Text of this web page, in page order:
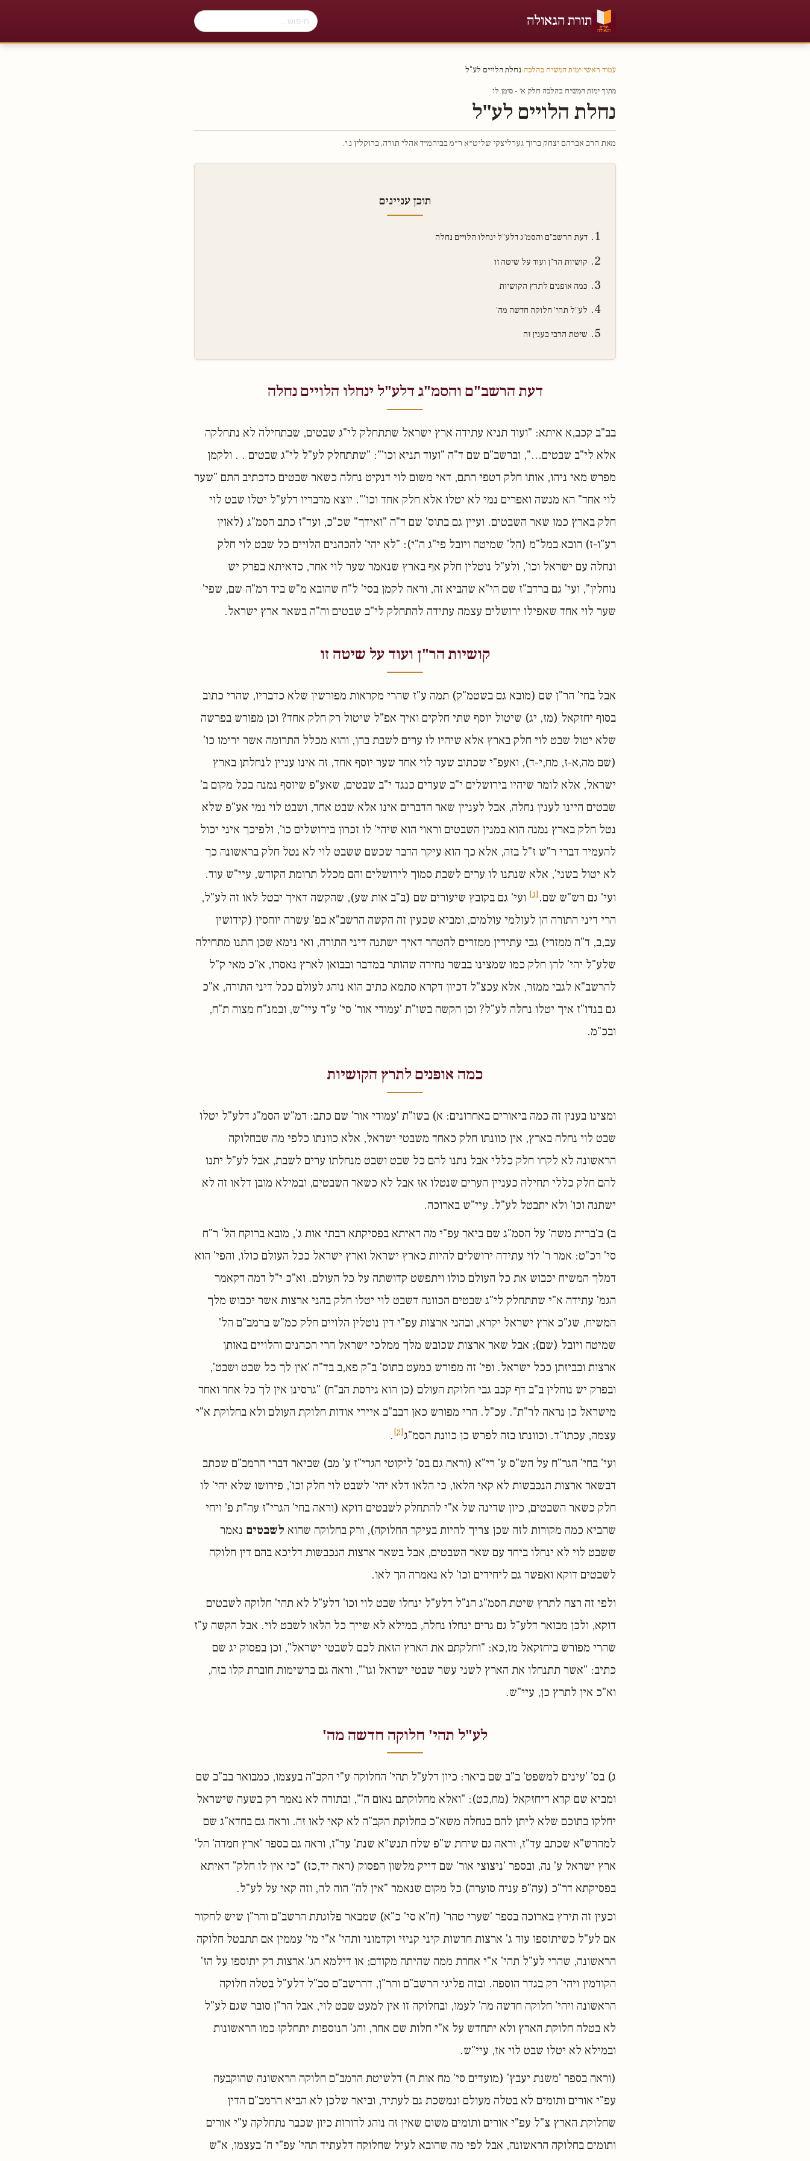
תורת הגאולה
עמוד ראשי›ימות המשיח בהלכה›נחלת הלויים לע"ל
מתוך ימות המשיח בהלכה חלק א׳ - סימן לו
נחלת הלויים לע"ל
מאת הרב אברהם יצחק ברוך גערליצקי שליט״א ר״מ בביהמ״ד אהלי תורה, ברוקלין נ.י.
תוכן עניינים
דעת הרשב"ם והסמ"ג דלע"ל ינחלו הלויים נחלה
קושיות הר"ן ועוד על שיטה זו
כמה אופנים לתרץ הקושיות
לע"ל תהי' חלוקה חדשה מה'
שיטת הרבי בענין זה
דעת הרשב"ם והסמ"ג דלע"ל ינחלו הלויים נחלה
בב"ב קכב,א איתא: "ועוד תניא עתידה ארץ ישראל שתתחלק לי"ג שבטים, שבתחילה לא נתחלקה
אלא לי"ב שבטים...", וברשב"ם שם ד"ה "ועוד תניא וכו'": "שתתחלק לע"ל לי"ג שבטים . . ולקמן
מפרש מאי ניהו, אותו חלק דטפי התם, דאי משום לוי דנקיט נחלה כשאר שבטים כדכתיב התם "שער
לוי אחד" הא מנשה ואפרים נמי לא יטלו אלא חלק אחד וכו'". יוצא מדבריו דלע"ל יטלו שבט לוי
חלק בארץ כמו שאר השבטים. ועיין גם בתוס' שם ד"ה "ואידך" שכ"כ, ועד"ז כתב הסמ"ג (לאוין
רע"ו-ז) הובא במל"מ (הל' שמיטה ויובל פי"ג ה"י): "לא יהי' להכהנים הלויים כל שבט לוי חלק
ונחלה עם ישראל וכו', ולע"ל נוטלין חלק אף בארץ שנאמר שער לוי אחד, כדאיתא בפרק יש
נוחלין", ועי' גם ברדב"ז שם הי"א שהביא זה, וראה לקמן בסי' ל"ח שהובא מ"ש ביד רמ"ה שם, שפי'
שער לוי אחד שאפילו ירושלים עצמה עתידה להתחלק לי"ב שבטים וה"ה בשאר ארץ ישראל.
קושיות הר"ן ועוד על שיטה זו
אבל בחי' הר"ן שם (מובא גם בשטמ"ק) תמה ע"ז שהרי מקראות מפורשין שלא כדבריו, שהרי כתוב
בסוף יחזקאל (מז, יג) שיטול יוסף שתי חלקים ואיך אפ"ל שיטול רק חלק אחד? וכן מפורש בפרשה
שלא יטול שבט לוי חלק בארץ אלא שיהיו לו ערים לשבת בהן, והוא מכלל התרומה אשר ירימו כו'
(שם מה,א-ז, מח,י-ד), ואעפ"י שכתוב שער לוי אחד שער יוסף אחד, זה אינו עניין לנחלתן בארץ
ישראל, אלא לומר שיהיו בירושלים י"ב שערים כנגד י"ב שבטים, שאע"פ שיוסף נמנה בכל מקום ב'
שבטים היינו לענין נחלה, אבל לעניין שאר הדברים אינו אלא שבט אחד, ושבט לוי נמי אע"פ שלא
נטל חלק בארץ נמנה הוא במנין השבטים וראוי הוא שיהי' לו זכרון בירושלים כו', ולפיכך איני יכול
להעמיד דברי ר"ש ז"ל בזה, אלא כך הוא עיקר הדבר שכשם ששבט לוי לא נטל חלק בראשונה כך
לא יטול בשני', אלא שנתנו לו ערים לשבת סמוך לירושלים והם מכלל תרומת הקודש, עיי"ש עוד.
ועי' גם רש"ש שם. [1]
ועי' גם בקובץ שיעורים שם (ב"ב אות שע), שהקשה דאיך יבטל לאו זה לע"ל,
הרי דיני התורה הן לעולמי עולמים, ומביא שכעין זה הקשה הרשב"א בפ' עשרה יוחסין (קידושין
עב,ב, ד"ה ממזרי) גבי עתידין ממזרים להטהר דאיך ישתנה דיני התורה, ואי נימא שכן התנו מתחילה
שלע"ל יהי' להן חלק כמו שמצינו בבשר נחירה שהותר במדבר ובבואן לארץ נאסרו, א"כ מאי ק"ל
להרשב"א לגבי ממזר, אלא עכצ"ל דכיון דקרא סתמא כתיב הוא נוהג לעולם ככל דיני התורה, א"כ
גם בנדו"ז איך יטלו נחלה לע"ל? וכן הקשה בשו"ת 'עמודי אור' סי' ע"ד עיי"ש, ובמנ"ח מצוה ת"ח,
ובכ"מ.
כמה אופנים לתרץ הקושיות
ומצינו בענין זה כמה ביאורים באחרונים: א) בשו"ת 'עמודי אור' שם כתב: דמ"ש הסמ"ג דלע"ל יטלו
שבט לוי נחלה בארץ, אין כוונתו חלק כאחד משבטי ישראל, אלא כוונתו כלפי מה שבחלוקה
הראשונה לא לקחו חלק כללי אבל נתנו להם כל שבט ושבט מנחלתו ערים לשבת, אבל לע"ל יתנו
להם חלק כללי תחילה כעניין הערים שנטלו אז אבל לא כשאר השבטים, ובמילא מובן דלאו זה לא
ישתנה וכו' ולא יתבטל לע"ל. עיי"ש בארוכה.
ב) ב'ברית משה' על הסמ"ג שם ביאר עפ"י מה דאיתא בפסיקתא רבתי אות ג', מובא ברוקח הל' ר"ח
סי' רכ"ט: אמר ר' לוי עתידה ירושלים להיות כארץ ישראל וארץ ישראל ככל העולם כולו, והפי' הוא
דמלך המשיח יכבוש את כל העולם כולו ויתפשט קדושתה על כל העולם. וא"כ י"ל דמה דקאמר
הגמ' עתידה א"י שתתחלק לי"ג שבטים הכוונה דשבט לוי יטלו חלק בהני ארצות אשר יכבוש מלך
המשיח, שג"כ ארץ ישראל יקרא, ובהני ארצות עפ"י דין נוטלין הלויים חלק כמ"ש ברמב"ם הל'
שמיטה ויובל (שם); אבל שאר ארצות שכובש מלך ממלכי ישראל הרי הכהנים והלויים באותן
ארצות ובביזתן ככל ישראל. ופי' זה מפורש כמעט בתוס' ב"ק פא,ב בד"ה 'אין לך כל שבט ושבט',
ובפרק יש נוחלין ב"ב דף קכב גבי חלוקת העולם (כן הוא גירסת הב"ח) "גרסינן אין לך כל אחד ואחד
מישראל כן נראה לר"ת". עכ"ל. הרי מפורש כאן דבב"ב איירי אודות חלוקת העולם ולא בחלוקת א"י
עצמה, עכתו"ד. וכוונתו בזה לפרש כן כוונת הסמ"ג[2]
.
ועי' בחי' הגר"ח על הש"ס ע' רי"א (וראה גם בס' ליקוטי הגרי"ז ע' מב) שביאר דברי הרמב"ם שכתב
דבשאר ארצות הנכבשות לא קאי הלאו, כי הלאו דלא יהי' לשבט לוי חלק וכו', פירושו שלא יהי' לו
חלק כשאר השבטים, כיון שדינה של א"י להתחלק לשבטים דוקא (וראה בחי' הגרי"ז עה"ת פ' ויחי
שהביא כמה מקורות לזה שכן צריך להיות בעיקר החלוקה), ורק בחלוקה שהוא לשבטים נאמר
ששבט לוי לא ינחלו ביחד עם שאר השבטים, אבל בשאר ארצות הנכבשות דליכא בהם דין חלוקה
לשבטים דוקא ואפשר גם ליחידים וכו' לא נאמרה הך לאו.
ולפי זה רצה לתרץ שיטת הסמ"ג הנ"ל דלע"ל ינחלו שבט לוי וכו' דלע"ל לא תהי' חלוקה לשבטים
דוקא, ולכן מבואר דלע"ל גם גרים ינחלו נחלה, במילא לא שייך כל הלאו לשבט לוי. אבל הקשה ע"ז
שהרי מפורש ביחזקאל מז,כא: "וחלקתם את הארץ הזאת לכם לשבטי ישראל", וכן בפסוק יג שם
כתיב: "אשר תתנחלו את הארץ לשני עשר שבטי ישראל וגו'", וראה גם ברשימות חוברת קלו בזה,
וא"כ אין לתרץ כן, עיי"ש.
לע"ל תהי' חלוקה חדשה מה'
ג) בס' 'עינים למשפט' ב"ב שם ביאר: כיון דלע"ל תהי' החלוקה ע"י הקב"ה בעצמו, כמבואר בב"ב שם
ומביא שם קרא דיחזקאל (מח,כט): "ואלא מחלוקתם נאום ה'", ובתורה לא נאמר רק בשעה שישראל
יחלקו בתוכם שלא ליתן להם בנחלה משא"כ בחלוקת הקב"ה לא קאי לאו זה. וראה גם בחדא"ג שם
למהרש"א שכתב עד"ז, וראה גם שיחת ש"פ שלח תנש"א שנת' עד"ז, וראה גם בספר 'ארץ חמדה' הל'
ארץ ישראל ע' נה, ובספר 'ניצוצי אור' שם דייק מלשון הפסוק (ראה יד,כז) "כי אין לו חלק" דאיתא
בפסיקתא דר"כ (עה"פ עניה סוערה) כל מקום שנאמר "אין לה" הוה לה, וזה קאי על לע"ל.
וכעין זה תירץ בארוכה בספר 'שערי טהר' (ח"א סי' כ"א) שמבאר פלוגתת הרשב"ם והר"ן שיש לחקור
אם לע"ל כשיתוספו עוד ג' ארצות חדשות קיני קניזי וקדמוני ותהי' א"י מי' עממין אם תתבטל חלוקה
הראשונה, שהרי לע"ל תהי' א"י אחרת ממה שהיתה מקודם; או דילמא הג' ארצות רק יתוספו על הז'
הקודמין ויהי' רק בגדר הוספה. ובזה פליגי הרשב"ם והר"ן, דהרשב"ם סב"ל דלע"ל בטלה חלוקה
הראשונה ויהי' חלוקה חדשה מה' לעמו, ובחלוקה זו אין למעט שבט לוי, אבל הר"ן סובר שגם לע"ל
לא בטלה חלוקת הארץ ולא יתחדש על א"י חלות שם אחר, והג' הנוספות יתחלקו כמו הראשונות
ובמילא לא יטלו שבט לוי אז, עיי"ש.
(וראה בספר 'משנת יעבץ' (מועדים סי' מח אות ה) דלשיטת הרמב"ם חלוקה הראשונה שהוקבעה
עפ"י אורים ותומים לא בטלה מעולם ונמשכת גם לעתיד, וביאר שלכן לא הביא הרמב"ם הדין
שחלוקת הארץ צ"ל עפ"י אורים ותומים משום שאין זה נוהג לדורות כיון שכבר נתחלקה ע"י אורים
ותומים בחלוקה הראשונה, אבל לפי מה שהובא לעיל שחלוקה דלעתיד תהי' עפ"י ה' בעצמו, א"ש